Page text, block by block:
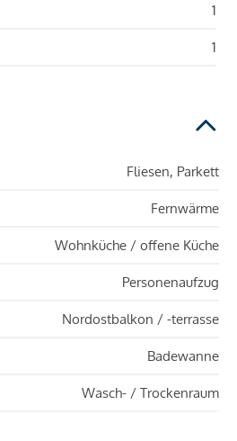
1
1
Fliesen, Parkett
Fernwärme
Wohnküche / offene Küche
Personenaufzug
Nordostbalkon / -terrasse
Badewanne
Wasch- / Trockenraum